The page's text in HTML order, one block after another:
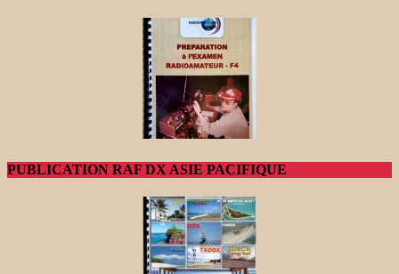
PUBLICATION RAF DX ASIE PACIFIQUE